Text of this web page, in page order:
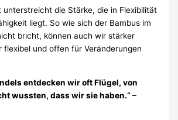
unterstreicht die Stärke, die in Flexibilität
liegt. So wie sich der Bambus im
bricht, können auch wir stärker
flexibel und offen für Veränderungen
entdecken wir oft Flügel, von
wussten, dass wir sie haben.“ –